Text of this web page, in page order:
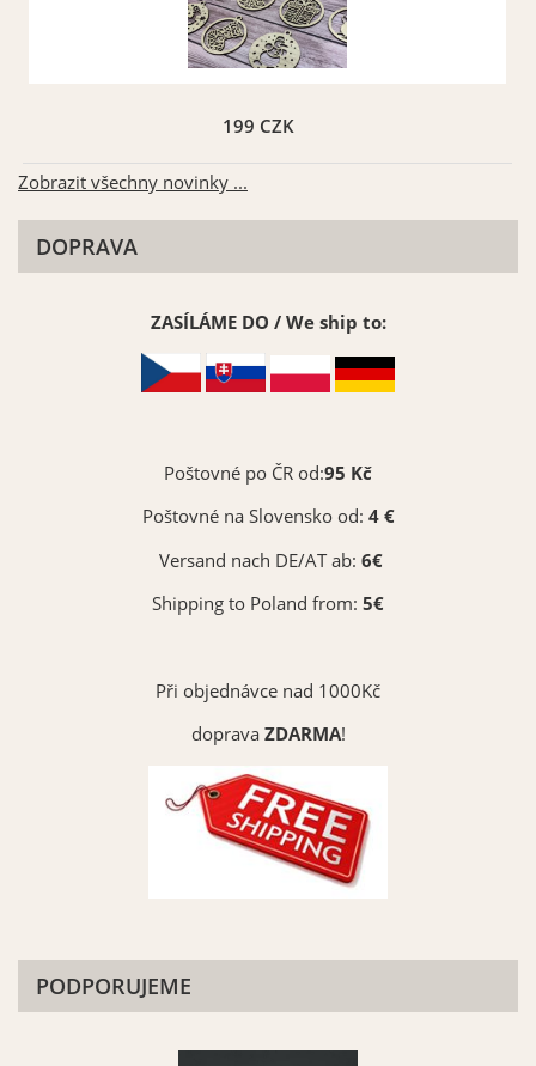
Vybrat
Stříbrná matná 090
Vybrat
Měděná matná 092
Vybrat
Žluto-zelená matná 064
Vybrat
199 CZK
Zobrazit všechny novinky ...
DOPRAVA
ZASÍLÁME DO / We ship to:
Poštovné po ČR od:95 Kč
Poštovné na Slovensko od: 4 €
Versand nach DE/AT ab: 6€
Shipping to Poland from: 5€
Při objednávce nad 1000Kč
dopravaZDARMA!
PODPORUJEME